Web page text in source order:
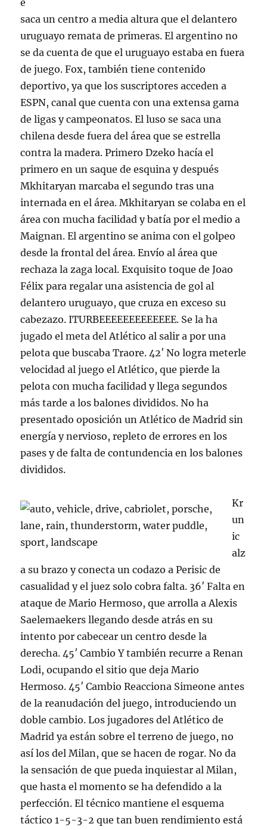
e
saca un centro a media altura que el delantero
uruguayo remata de primeras. El argentino no
se da cuenta de que el uruguayo estaba en fuera
de juego. Fox, también tiene contenido
deportivo, ya que los suscriptores acceden a
ESPN, canal que cuenta con una extensa gama
de ligas y campeonatos. El luso se saca una
chilena desde fuera del área que se estrella
contra la madera. Primero Dzeko hacía el
primero en un saque de esquina y después
Mkhitaryan marcaba el segundo tras una
internada en el área. Mkhitaryan se colaba en el
área con mucha facilidad y batía por el medio a
Maignan. El argentino se anima con el golpeo
desde la frontal del área. Envío al área que
rechaza la zaga local. Exquisito toque de Joao
Félix para regalar una asistencia de gol al
delantero uruguayo, que cruza en exceso su
cabezazo. ITURBEEEEEEEEEEEEE. Se la ha
jugado el meta del Atlético al salir a por una
pelota que buscaba Traore. 42′ No logra meterle
velocidad al juego el Atlético, que pierde la
pelota con mucha facilidad y llega segundos
más tarde a los balones divididos. No ha
presentado oposición un Atlético de Madrid sin
energía y nervioso, repleto de errores en los
pases y de falta de contundencia en los balones
divididos.
Kr
un
ic
alz
a su brazo y conecta un codazo a Perisic de
casualidad y el juez solo cobra falta. 36′ Falta en
ataque de Mario Hermoso, que arrolla a Alexis
Saelemaekers llegando desde atrás en su
intento por cabecear un centro desde la
derecha. 45′ Cambio Y también recurre a Renan
Lodi, ocupando el sitio que deja Mario
Hermoso. 45′ Cambio Reacciona Simeone antes
de la reanudación del juego, introduciendo un
doble cambio. Los jugadores del Atlético de
Madrid ya están sobre el terreno de juego, no
así los del Milan, que se hacen de rogar. No da
la sensación de que pueda inquiestar al Milan,
que hasta el momento se ha defendido a la
perfección. El técnico mantiene el esquema
táctico 1-5-3-2 que tan buen rendimiento está